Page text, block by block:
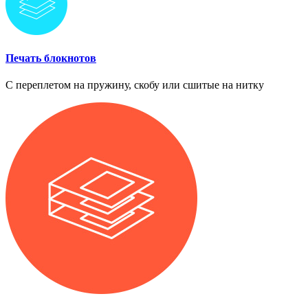
Печать блокнотов
С переплетом на пружину, скобу или сшитые на нитку